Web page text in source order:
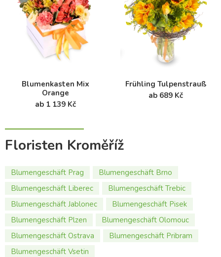
Blumenkasten Mix
Orange
ab 1 139 Kč
Frühling Tulpenstrauß
ab 689 Kč
Floristen Kroměříž
Blumengeschäft Prag
Blumengeschäft Brno
Blumengeschäft Liberec
Blumengeschäft Trebic
Blumengeschäft Jablonec
Blumengeschäft Pisek
Blumengeschäft Plzen
Blumengeschäft Olomouc
Blumengeschäft Ostrava
Blumengeschäft Pribram
Blumengeschäft Vsetin